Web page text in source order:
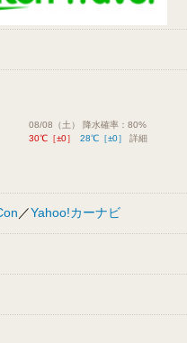
08/08（土） 降水確率：80%
30℃［±0］
28℃［±0］ 詳細
／Yahoo!カーナビ